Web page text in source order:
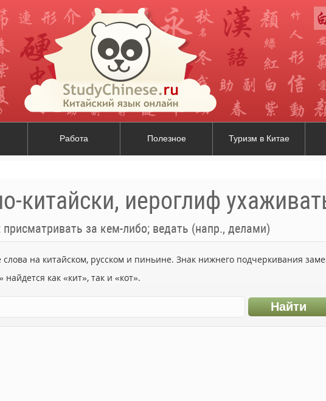
Работа Полезное Туризм в Китае
китайски, иероглиф
присматривать за кем-либо; ведать (напр., делами)
на китайском, русском и пиньине. Знак нижнего подчеркивания
как «кит», так и «кот».